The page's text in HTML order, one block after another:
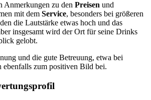
Anmerkungen zu den Preisen und
mit dem Service, besonders bei größeren
die Lautstärke etwas hoch und das
insgesamt wird der Ort für seine Drinks
gelobt.
und die gute Betreuung, etwa bei
ebenfalls zum positiven Bild bei.